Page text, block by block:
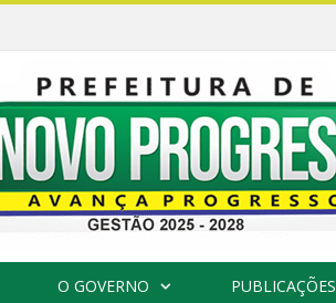
O GOVERNO PUBLICAÇÕES